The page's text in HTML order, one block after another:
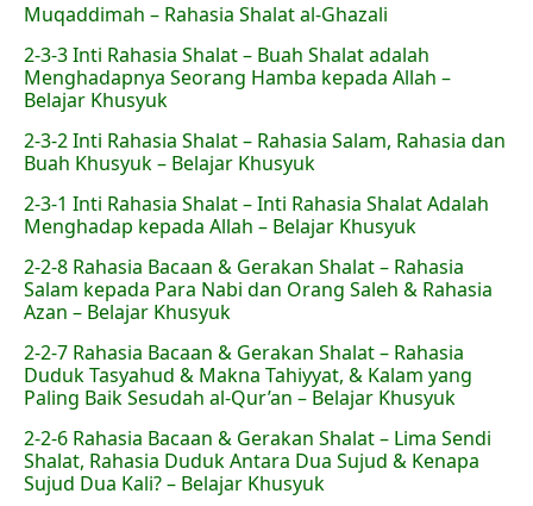
Muqaddimah – Rahasia Shalat al-Ghazali
2-3-3 Inti Rahasia Shalat – Buah Shalat adalah
Menghadapnya Seorang Hamba kepada Allah –
Belajar Khusyuk
2-3-2 Inti Rahasia Shalat – Rahasia Salam, Rahasia dan
Buah Khusyuk – Belajar Khusyuk
2-3-1 Inti Rahasia Shalat – Inti Rahasia Shalat Adalah
Menghadap kepada Allah – Belajar Khusyuk
2-2-8 Rahasia Bacaan & Gerakan Shalat – Rahasia
Salam kepada Para Nabi dan Orang Saleh & Rahasia
Azan – Belajar Khusyuk
2-2-7 Rahasia Bacaan & Gerakan Shalat – Rahasia
Duduk Tasyahud & Makna Tahiyyat, & Kalam yang
Paling Baik Sesudah al-Qur’an – Belajar Khusyuk
2-2-6 Rahasia Bacaan & Gerakan Shalat – Lima Sendi
Shalat, Rahasia Duduk Antara Dua Sujud & Kenapa
Sujud Dua Kali? – Belajar Khusyuk